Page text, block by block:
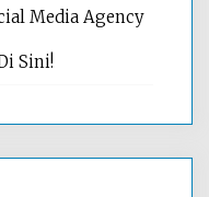
Media Agency
Sini!